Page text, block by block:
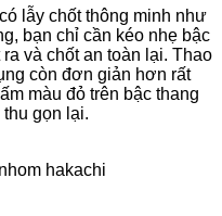
lẫy chốt thông minh như
bạn chỉ cần kéo nhẹ bậc
và chốt an toàn lại. Thao
còn đơn giản hơn rất
màu đỏ trên bậc thang
gọn lại.